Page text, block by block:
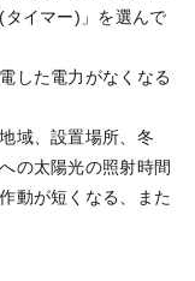
イマー)」を選んで
した電力がなくなる
域、設置場所、冬
の太陽光の照射時間
動が短くなる、また